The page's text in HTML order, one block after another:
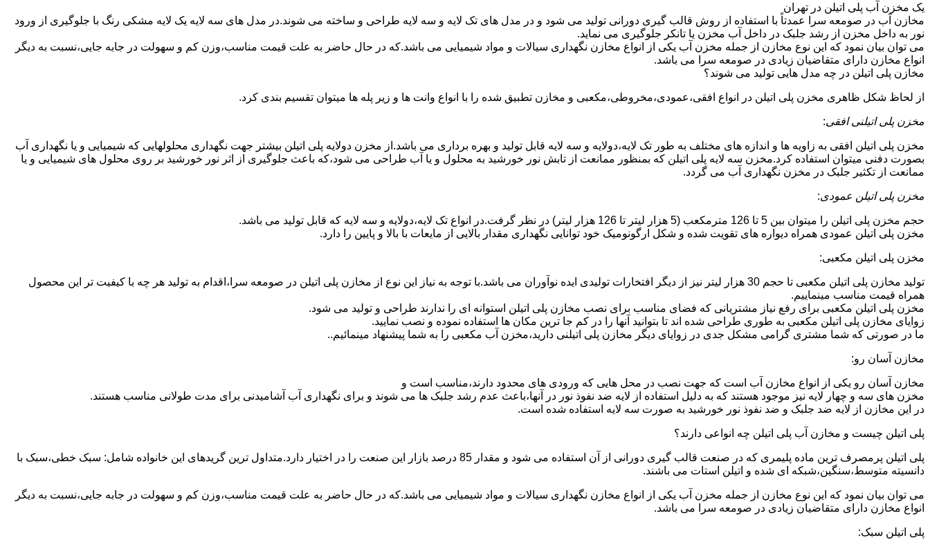
یک مخزن آب پلی اتیلن در تهران
مخازن آب در صومعه سرا عمدتاً با استفاده از روش قالب گیری دورانی تولید می شود و در مدل های تک لایه و سه لایه طراحی و ساخته می شوند.در مدل های سه لایه یک لایه مشکی رنگ با جلوگیری از ورود
نور به داخل مخزن از رشد جلبک در داخل آب مخزن یا تانکر جلوگیری می نماید.
می توان بیان نمود که این نوع مخازن از جمله مخزن آب یکی از انواع مخازن نگهداری سیالات و مواد شیمیایی می باشد.که در حال حاضر به علت قیمت مناسب،وزن کم و سهولت در جابه جایی،نسبت به دیگر
انواع مخازن دارای متقاضیان زیادی در صومعه سرا می باشد.
مخازن پلی اتیلن در چه مدل هایی تولید می شوند؟
از لحاظ شکل ظاهری مخزن پلی اتیلن در انواع افقی،عمودی،مخروطی،مکعبی و مخازن تطبیق شده را با انواع وانت ها و زیر پله ها میتوان تقسیم بندی کرد.
مخزن پلی اتیلنی افقی:
مخزن پلی اتیلن افقی به زاویه ها و اندازه های مختلف به طور تک لایه،دولایه و سه لایه قابل تولید و بهره برداری می باشد.از مخزن دولایه پلی اتیلن بیشتر جهت نگهداری محلولهایی که شیمیایی و یا نگهداری آب
بصورت دفنی میتوان استفاده کرد.مخزن سه لایه پلی اتیلن که بمنظور ممانعت از تابش نور خورشید به محلول و یا آب طراحی می شود،که باعث جلوگیری از اثر نور خورشید بر روی محلول های شیمیایی و یا
ممانعت از تکثیر جلبک در مخزن نگهداری آب می گردد.
مخزن پلی اتیلن عمودی:
حجم مخزن پلی اتیلن را میتوان بین 5 تا 126 مترمکعب (5 هزار لیتر تا 126 هزار لیتر) در نظر گرفت.در انواع تک لایه،دولایه و سه لایه که قابل تولید می باشد.
مخزن پلی اتیلن عمودی همراه دیواره های تقویت شده و شکل ارگونومیک خود توانایی نگهداری مقدار بالایی از مایعات با بالا و پایین را دارد.
مخزن پلی اتیلن مکعبی:
تولید مخازن پلی اتیلن مکعبی تا حجم 30 هزار لیتر نیز از دیگر افتخارات تولیدی ایده نوآوران می باشد.با توجه به نیاز این نوع از مخازن پلی اتیلن در صومعه سرا،اقدام به تولید هر چه با کیفیت تر این محصول
همراه قیمت مناسب مینماییم.
مخزن پلی اتیلن مکعبی برای رفع نیاز مشتریانی که فضای مناسب برای نصب مخازن پلی اتیلن استوانه ای را ندارند طراحی و تولید می شود.
زوایای مخازن پلی اتیلن مکعبی به طوری طراحی شده اند تا بتوانید آنها را در کم جا ترین مکان ها استفاده نموده و نصب نمایید.
ما در صورتی که شما مشتری گرامی مشکل جدی در زوایای دیگر مخازن پلی اتیلنی دارید،مخزن آب مکعبی را به شما پیشنهاد مینمائیم..
مخازن آسان رو:
مخازن آسان رو یکی از انواع مخازن آب است که جهت نصب در محل هایی که ورودی های محدود دارند،مناسب است و
مخزن های سه و چهار لایه نیز موجود هستند که به دلیل استفاده از لایه ضد نفوذ نور در آنها،باعث عدم رشد جلبک ها می شوند و برای نگهداری آب آشامیدنی برای مدت طولانی مناسب هستند.
در این مخازن از لایه ضد جلبک و ضد نفوذ نور خورشید به صورت سه لایه استفاده شده است.
پلی اتیلن چیست و مخازن آب پلی اتیلن چه انواعی دارند؟
پلی اتیلن پرمصرف ترین ماده پلیمری که در صنعت قالب گیری دورانی از آن استفاده می شود و مقدار 85 درصد بازار این صنعت را در اختیار دارد.متداول ترین گریدهای این خانواده شامل: سبک خطی،سبک با
دانسیته متوسط،سنگین،شبکه ای شده و اتیلن استات می باشند.
می توان بیان نمود که این نوع مخازن از جمله مخزن آب یکی از انواع مخازن نگهداری سیالات و مواد شیمیایی می باشد.که در حال حاضر به علت قیمت مناسب،وزن کم و سهولت در جابه جایی،نسبت به دیگر
انواع مخازن دارای متقاضیان زیادی در صومعه سرا می باشد.
پلی اتیلن سبک: